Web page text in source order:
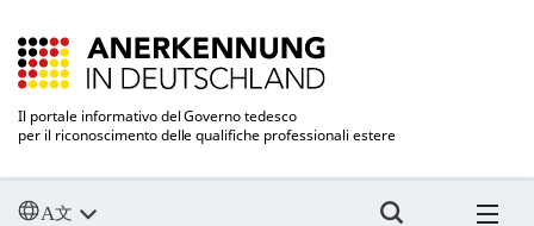
Il portale informativo del Governo tedesco
per il riconoscimento delle qualifiche professionali estere